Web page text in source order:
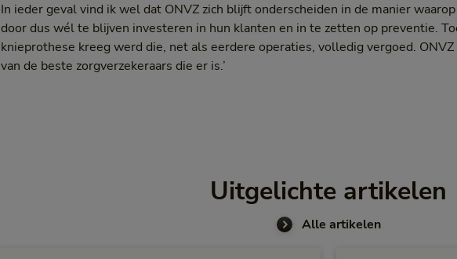
In ieder geval vind ik wel dat ONVZ zich blijft onderscheiden in de manier
door dus wél te blijven investeren in hun klanten en in te zetten op preventie.
knieprothese kreeg werd die, net als eerdere operaties, volledig vergoed.
van de beste zorgverzekeraars die er is.’
Uitgelichte artikelen
Alle artikelen